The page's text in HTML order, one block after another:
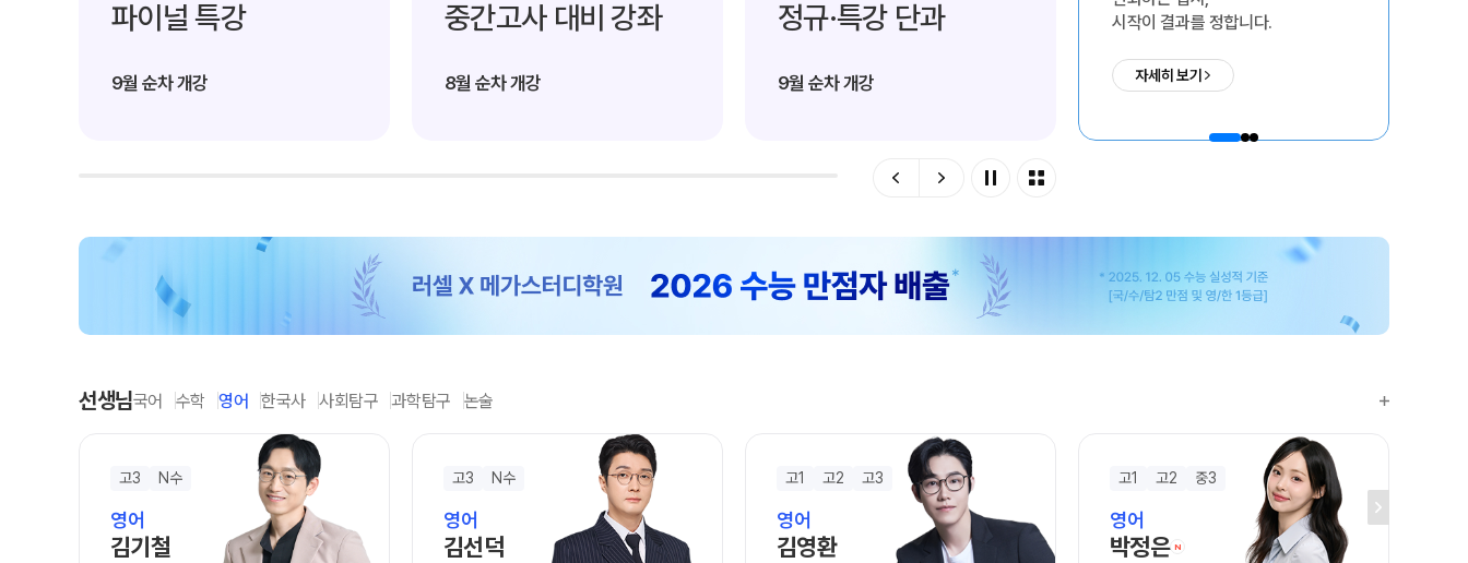
학원 상담
온라인 상담
8~9월 중간고사 대비 강좌 N
영어
고3·고2·고1·중3
전국 대단위 실전 모의고사
ALPHA 모의고사
통합사회·과학 학평 대비
재원생 특별 혜택
메가패스 특별 지원
파이널 특강
9월 순차 개강
중간고사 대비 강좌
8월 순차 개강
정규·특강 단과
9월 순차 개강 09. 24(목) 개강
시작이 결과를 정합니다.
자세히 보기
선생님국어 수학 영어 한국사 사회탐구 과학탐구 논술
고3 N수
영어
김기철
고3 N수
영어
김선덕
고1 고2 고3
영어
김영환
고1 고2 중3
영어
박정은 N신규